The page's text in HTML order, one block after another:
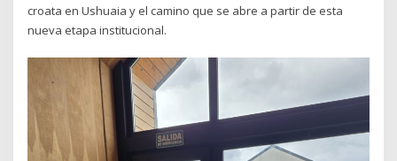
croata en Ushuaia y el camino que se abre a partir de esta
nueva etapa institucional.